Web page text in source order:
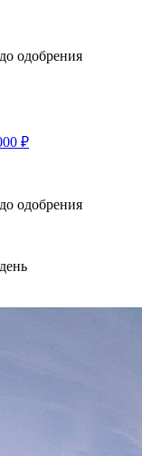
одобрения
₽
одобрения